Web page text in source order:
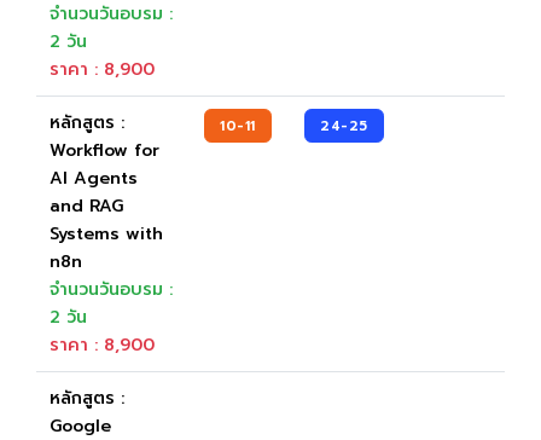
จำนวนวันอบรม :
2 วัน
ราคา : 8,900
หลักสูตร :
Workflow for
AI Agents
and RAG
Systems with
n8n
จำนวนวันอบรม :
2 วัน
ราคา : 8,900
10-11 24-25
หลักสูตร :
Google